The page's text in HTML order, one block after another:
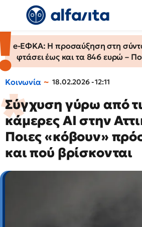
e-ΕΦΚΑ: Η προσαύξηση στη
φτάσει έως και τα 846 ευρώ –
Κοινωνία 18.02.2026 - 12:11
Σύγχυση γύρω από
κάμερες AI στην
Ποιες «κόβουν»
και πού βρίσκονται